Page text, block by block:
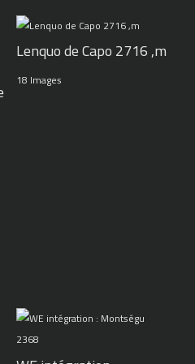
Lenquo de Capo 2716 ,m
18 Images